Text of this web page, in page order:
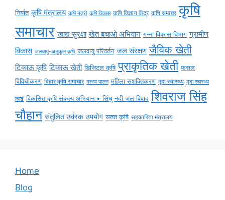
निर्यात कृषि मंत्रालय कृषि मंत्री कृषि विकास कृषि विज्ञान केंद्र कृषि समाचर कृषि
समाचार खाद्य सुरक्षा खेत बचाओ अभियान गन्ना विकास विभाग ग्रामीण
विकास जलवायु-अनुकूल कृषि जलवायु परिवर्तन जल संरक्षण जैविक खेती
टिकाऊ कृषि टिकाऊ खेती डिजिटल कृषि प्राकृतिक खेती फसल
विविधीकरण बिहार कृषि समाचार मत्स्य पालन महिला सशक्तिकरण मृदा स्वास्थ्य मृदा स्वास्थ्य
कार्ड विकसित कृषि संकल्प अभियान • सिंधु नदी जल विवाद शिवराज सिंह
चौहान संतुलित उर्वरक उपयोग सतत कृषि सहकारिता मंत्रालय
Home
Blog